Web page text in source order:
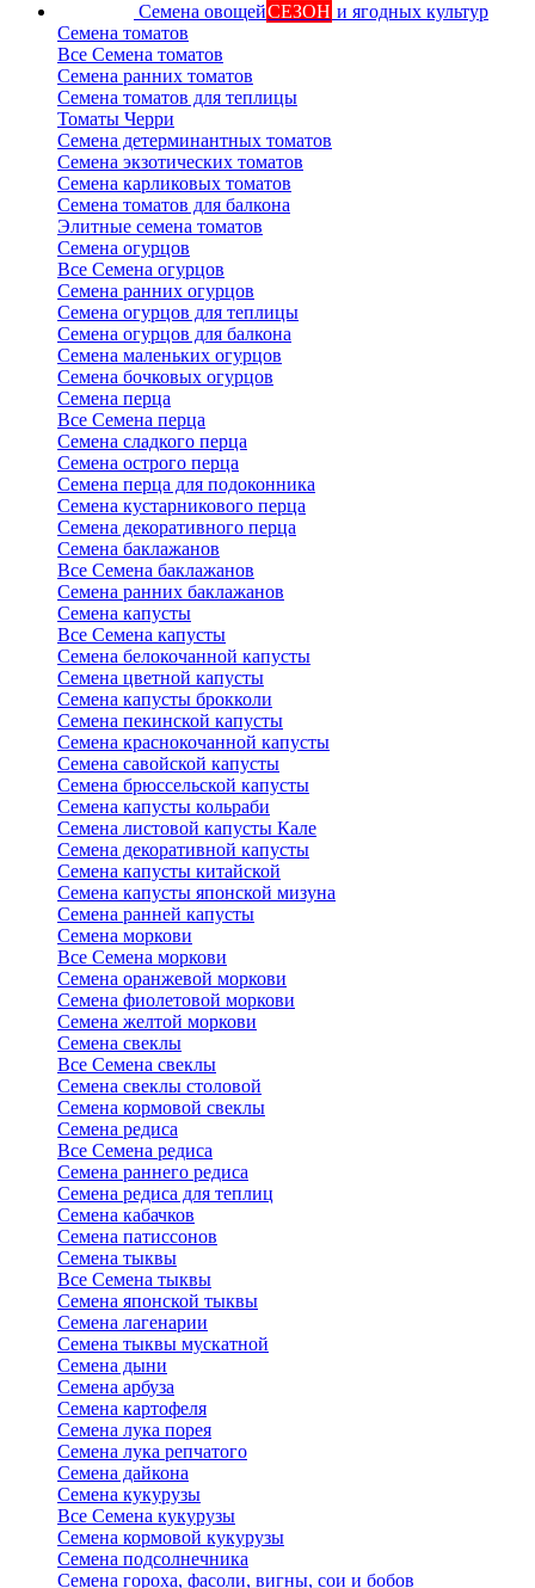
Семена овощейСЕЗОН и ягодных культур
Семена томатов
Все Семена томатов
Семена ранних томатов
Семена томатов для теплицы
Томаты Черри
Семена детерминантных томатов
Семена экзотических томатов
Семена карликовых томатов
Семена томатов для балкона
Элитные семена томатов
Семена огурцов
Все Семена огурцов
Семена ранних огурцов
Семена огурцов для теплицы
Семена огурцов для балкона
Семена маленьких огурцов
Семена бочковых огурцов
Семена перца
Все Семена перца
Семена сладкого перца
Семена острого перца
Семена перца для подоконника
Семена кустарникового перца
Семена декоративного перца
Семена баклажанов
Все Семена баклажанов
Семена ранних баклажанов
Семена капусты
Все Семена капусты
Семена белокочанной капусты
Семена цветной капусты
Семена капусты брокколи
Семена пекинской капусты
Семена краснокочанной капусты
Семена савойской капусты
Семена брюссельской капусты
Семена капусты кольраби
Семена листовой капусты Кале
Семена декоративной капусты
Семена капусты китайской
Семена капусты японской мизуна
Семена ранней капусты
Семена моркови
Все Семена моркови
Семена оранжевой моркови
Семена фиолетовой моркови
Семена желтой моркови
Семена свеклы
Все Семена свеклы
Семена свеклы столовой
Семена кормовой свеклы
Семена редиса
Все Семена редиса
Семена раннего редиса
Семена редиса для теплиц
Семена кабачков
Семена патиссонов
Семена тыквы
Все Семена тыквы
Семена японской тыквы
Семена лагенарии
Семена тыквы мускатной
Семена дыни
Семена арбуза
Семена картофеля
Семена лука порея
Семена лука репчатого
Семена дайкона
Семена кукурузы
Все Семена кукурузы
Семена кормовой кукурузы
Семена подсолнечника
Семена гороха, фасоли, вигны, сои и бобов